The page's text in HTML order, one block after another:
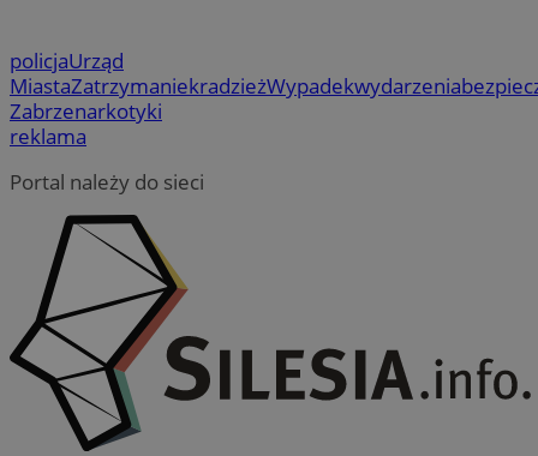
policjaUrząd
MiastaZatrzymaniekradzieżWypadekwydarzenia
Zabrzenarkotyki
reklama
Portal należy do sieci